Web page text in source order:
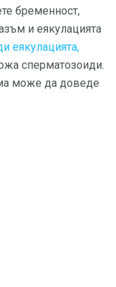
бременност,
и еякулацията
еякулацията,
сперматозоиди.
може да доведе